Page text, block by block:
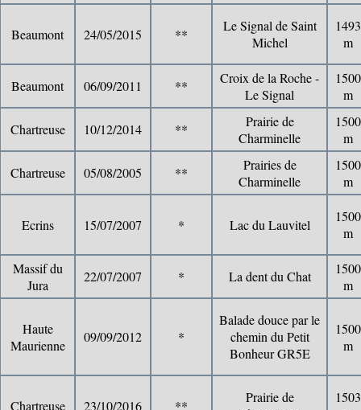
Beaumont 24/05/2015 **
Le Signal de Saint
Michel
1493
m
Beaumont 06/09/2011 **
Croix de la Roche -
Le Signal
1500
m
Chartreuse 10/12/2014 **
Prairie de
Charminelle
1500
m
Chartreuse 05/08/2005 **
Prairies de
Charminelle
1500
m
Ecrins 15/07/2007 * Lac du Lauvitel
1500
m
Massif du
Jura
22/07/2007 * La dent du Chat
1500
m
Haute
Maurienne
09/09/2012 *
Balade douce par le
chemin du Petit
Bonheur GR5E
1500
m
Chartreuse 23/10/2016 **
Prairie de
1503